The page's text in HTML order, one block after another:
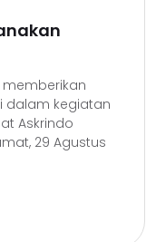
memberikan
dalam kegiatan
Askrindo
29 Agustus